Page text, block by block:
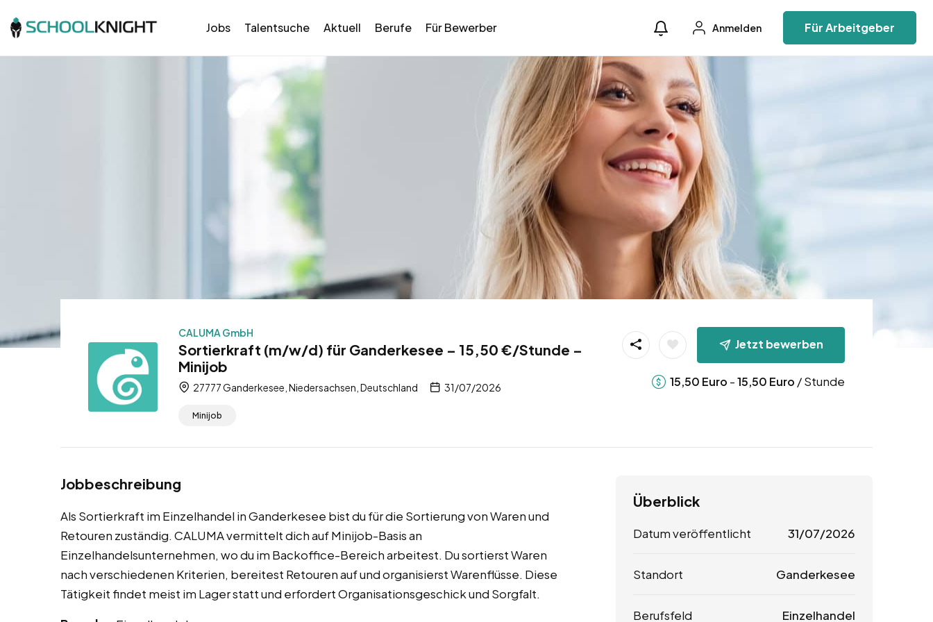
Jobs Talentsuche Aktuell Berufe Für Bewerber Anmelden Für Arbeitgeber
CALUMA GmbH
Sortierkraft (m/w/d) für Ganderkesee – 15,50 €/Stunde –
Minijob
27777 Ganderkesee, Niedersachsen, Deutschland 31/07/2026
Minijob
Jetzt bewerben
15,50 Euro -15,50 Euro / Stunde
Jobbeschreibung
Als Sortierkraft im Einzelhandel in Ganderkesee bist du für die Sortierung von Waren und
Retouren zuständig. CALUMA vermittelt dich auf Minijob-Basis an
Einzelhandelsunternehmen, wo du im Backoffice-Bereich arbeitest. Du sortierst Waren
nach verschiedenen Kriterien, bereitest Retouren auf und organisierst Warenflüsse. Diese
Tätigkeit findet meist im Lager statt und erfordert Organisationsgeschick und Sorgfalt.
Überblick
Datum veröffentlicht 31/07/2026
Standort Ganderkesee
Berufsfeld Einzelhandel